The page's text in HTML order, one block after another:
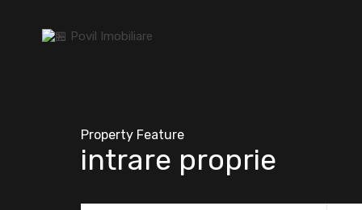
Property Feature
intrare proprie